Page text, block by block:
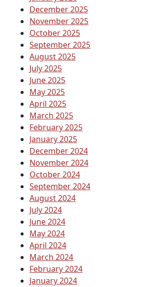
December 2025
November 2025
October 2025
September 2025
August 2025
July 2025
June 2025
May 2025
April 2025
March 2025
February 2025
January 2025
December 2024
November 2024
October 2024
September 2024
August 2024
July 2024
June 2024
May 2024
April 2024
March 2024
February 2024
January 2024